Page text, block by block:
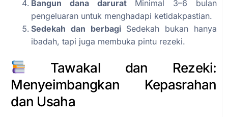
Bangun dana daruratMinimal 3–6 bulan
pengeluaran untuk menghadapi ketidakpastian.
Sedekah dan berbagiSedekah bukan hanya
ibadah, tapi juga membuka pintu rezeki.
Tawakal dan Rezeki:
Menyeimbangkan Kepasrahan
dan Usaha